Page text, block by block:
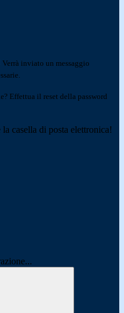
Verrà inviato un messaggio
Effettua il reset della password
casella di posta elettronica!